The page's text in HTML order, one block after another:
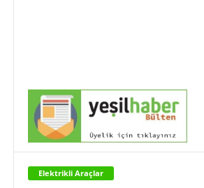
Elektrikli Araçlar